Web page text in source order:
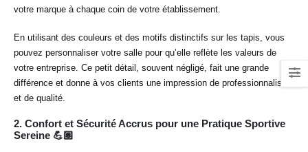
votre marque à chaque coin de votre établissement.
En utilisant des couleurs et des motifs distinctifs sur les tapis, vous
pouvez personnaliser votre salle pour qu’elle reflète les valeurs de
votre entreprise. Ce petit détail, souvent négligé, fait une grande
différence et donne à vos clients une impression de professionnalisme
et de qualité.
2. Confort et Sécurité Accrus pour une Pratique Sportive
Sereine 💪🏽